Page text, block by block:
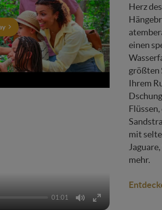
01:01
Herz
einen
größten
Ihrem
mit
mehr.